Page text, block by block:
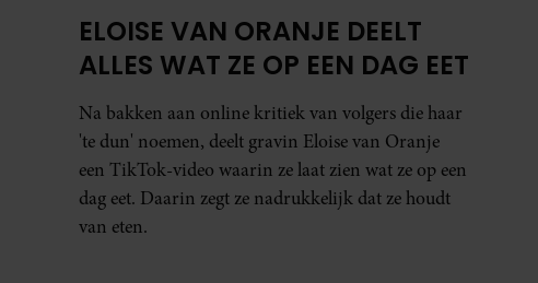
ELOISE VAN ORANJE DEELT
ALLES WAT ZE OP EEN DAG EET
Na bakken aan online kritiek van volgers die haar
'te dun' noemen, deelt gravin Eloise van Oranje
een TikTok-video waarin ze laat zien wat ze op een
dag eet. Daarin zegt ze nadrukkelijk dat ze houdt
van eten.